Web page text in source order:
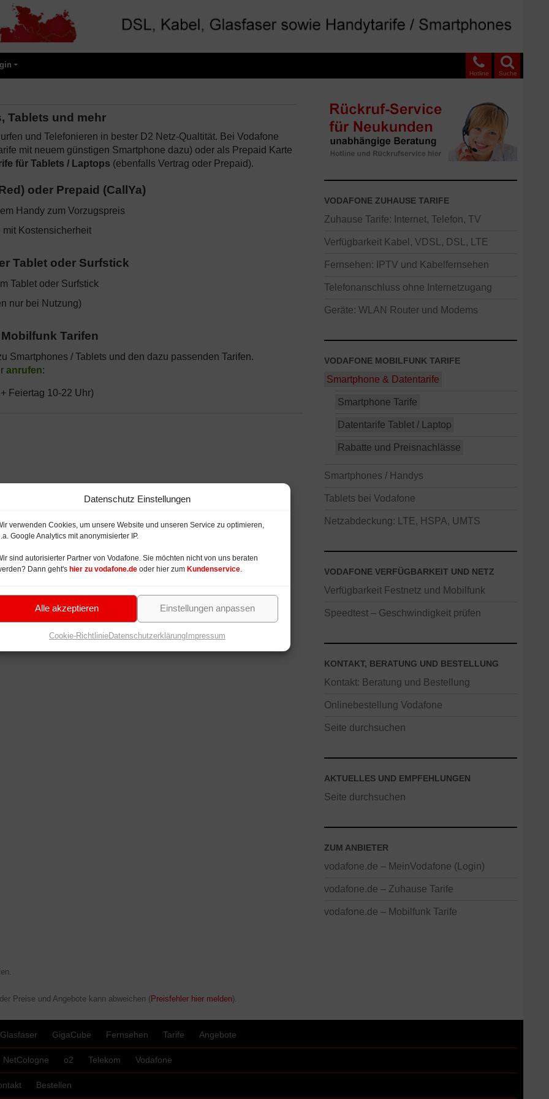
Datenschutz Einstellungen
verwenden Cookies, um unsere Website und unseren Service zu optimieren,
Google Analytics mit anonymisierter IP.
sind autorisierter Partner von Vodafone. Sie möchten nicht von uns beraten
Dann geht's hier zu vodafone.de oder hier zum Kundenservice
Alle akzeptieren Einstellungen anpassen
Cookie-RichtlinieDatenschutzerklärungImpressum
Suche
Hotline
Tablets und mehr
und Telefonieren in bester D2 Netz-Qualtität. Bei Vodafone
mit neuem günstigen Smartphone dazu) oder als Prepaid Karte
für Tablets / Laptops (ebenfalls Vertrag oder Prepaid).
oder Prepaid (CallYa)
Handy zum Vorzugspreis
Kostensicherheit
Tablet oder Surfstick
Tablet oder Surfstick
nur bei Nutzung)
Tarifen
Smartphones / Tablets und den dazu passenden Tarifen.
anrufen:
Feiertag 10-22 Uhr)
VODAFONE ZUHAUSE TARIFE
Zuhause Tarife: Internet, Telefon, TV
Verfügbarkeit Kabel, VDSL, DSL, LTE
Fernsehen: IPTV und Kabelfernsehen
Telefonanschluss ohne Internetzugang
Geräte: WLAN Router und Modems
VODAFONE MOBILFUNK TARIFE
Smartphone & Datentarife
Smartphone Tarife
Datentarife Tablet / Laptop
Rabatte und Preisnachlässe
Smartphones / Handys
Tablets bei Vodafone
Netzabdeckung: LTE, HSPA, UMTS
VODAFONE VERFÜGBARKEIT UND NETZ
Verfügbarkeit Festnetz und Mobilfunk
Speedtest – Geschwindigkeit prüfen
KONTAKT, BERATUNG UND BESTELLUNG
Kontakt: Beratung und Bestellung
Onlinebestellung Vodafone
Seite durchsuchen
AKTUELLES UND EMPFEHLUNGEN
Seite durchsuchen
ZUM ANBIETER
vodafone.de – MeinVodafone (Login)
vodafone.de – Zuhause Tarife
vodafone.de – Mobilfunk Tarife
Preise und Angebote kann abweichen (Preisfehler hier melden).
Glasfaser GigaCube Fernsehen Tarife Angebote
NetCologne o2 Telekom Vodafone
Bestellen